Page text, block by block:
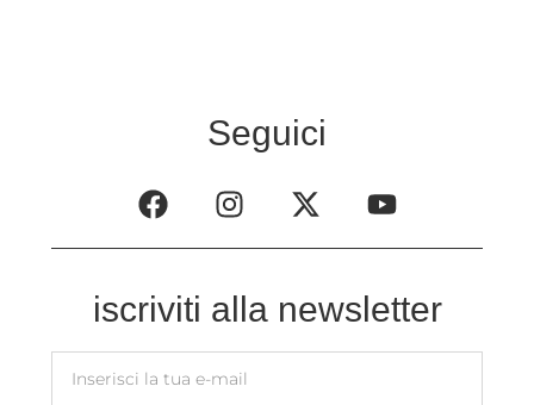
Seguici
iscriviti alla newsletter